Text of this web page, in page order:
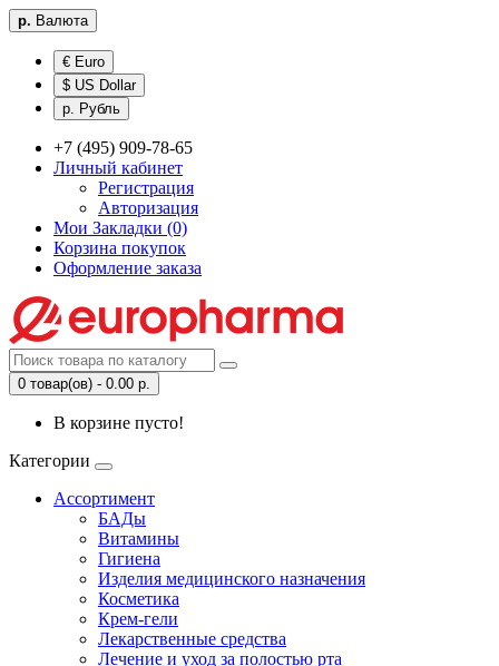
р. Валюта
€ Euro
$ US Dollar
р. Рубль
+7 (495) 909-78-65
Личный кабинет
Регистрация
Авторизация
Мои Закладки (0)
Корзина покупок
Оформление заказа
0 товар(ов) - 0.00 р.
В корзине пусто!
Категории
Ассортимент
БАДы
Витамины
Гигиена
Изделия медицинского назначения
Косметика
Крем-гели
Лекарственные средства
Лечение и уход за полостью рта